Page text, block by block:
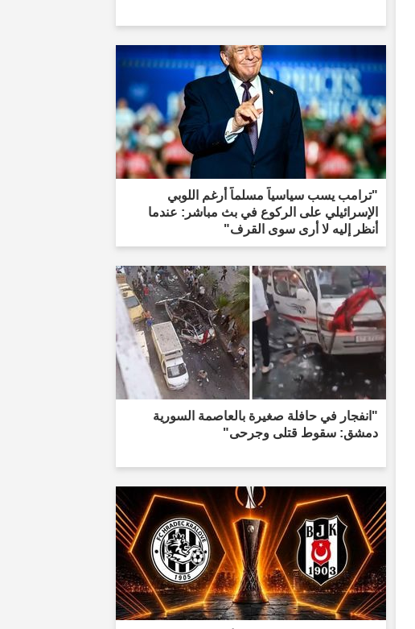
"ترامب يسب سياسياً مسلماً أرغم اللوبي
الإسرائيلي على الركوع في بث مباشر: عندما
أنظر إليه لا أرى سوى القرف"
"انفجار في حافلة صغيرة بالعاصمة السورية
دمشق: سقوط قتلى وجرحى"